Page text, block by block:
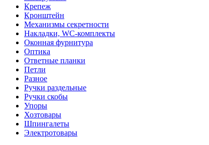
Крепеж
Кронштейн
Механизмы секретности
Накладки, WC-комплекты
Оконная фурнитура
Оптика
Ответные планки
Петли
Разное
Ручки раздельные
Ручки скобы
Упоры
Хозтовары
Шпингалеты
Электротовары